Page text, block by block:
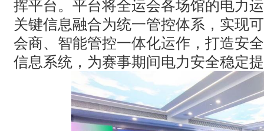
挥平台。平台将全运会各场馆的电力
关键信息融合为统一管控体系，实现
会商、智能管控一体化运作，打造安
信息系统，为赛事期间电力安全稳定